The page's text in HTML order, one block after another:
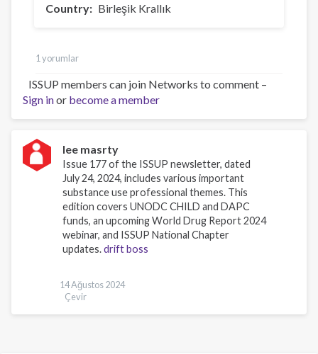
Country Birleşik Krallık
1 yorumlar
ISSUP members can join Networks to comment –
Sign inor become a member
lee masrty
Issue 177 of the ISSUP newsletter, dated
July 24, 2024, includes various important
substance use professional themes. This
edition covers UNODC CHILD and DAPC
funds, an upcoming World Drug Report 2024
webinar, and ISSUP National Chapter
updates.drift boss
14 Ağustos 2024
Çevir